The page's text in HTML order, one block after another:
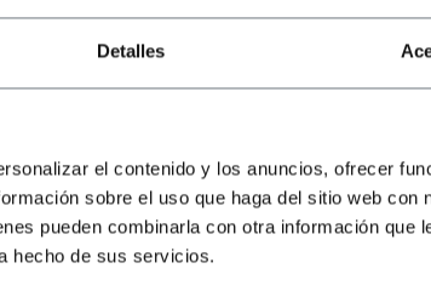
Detalles
el contenido y los anuncios, ofrecer
sobre el uso que haga del sitio web con
pueden combinarla con otra información que
hecho de sus servicios.
Marker LED
l"ardoise